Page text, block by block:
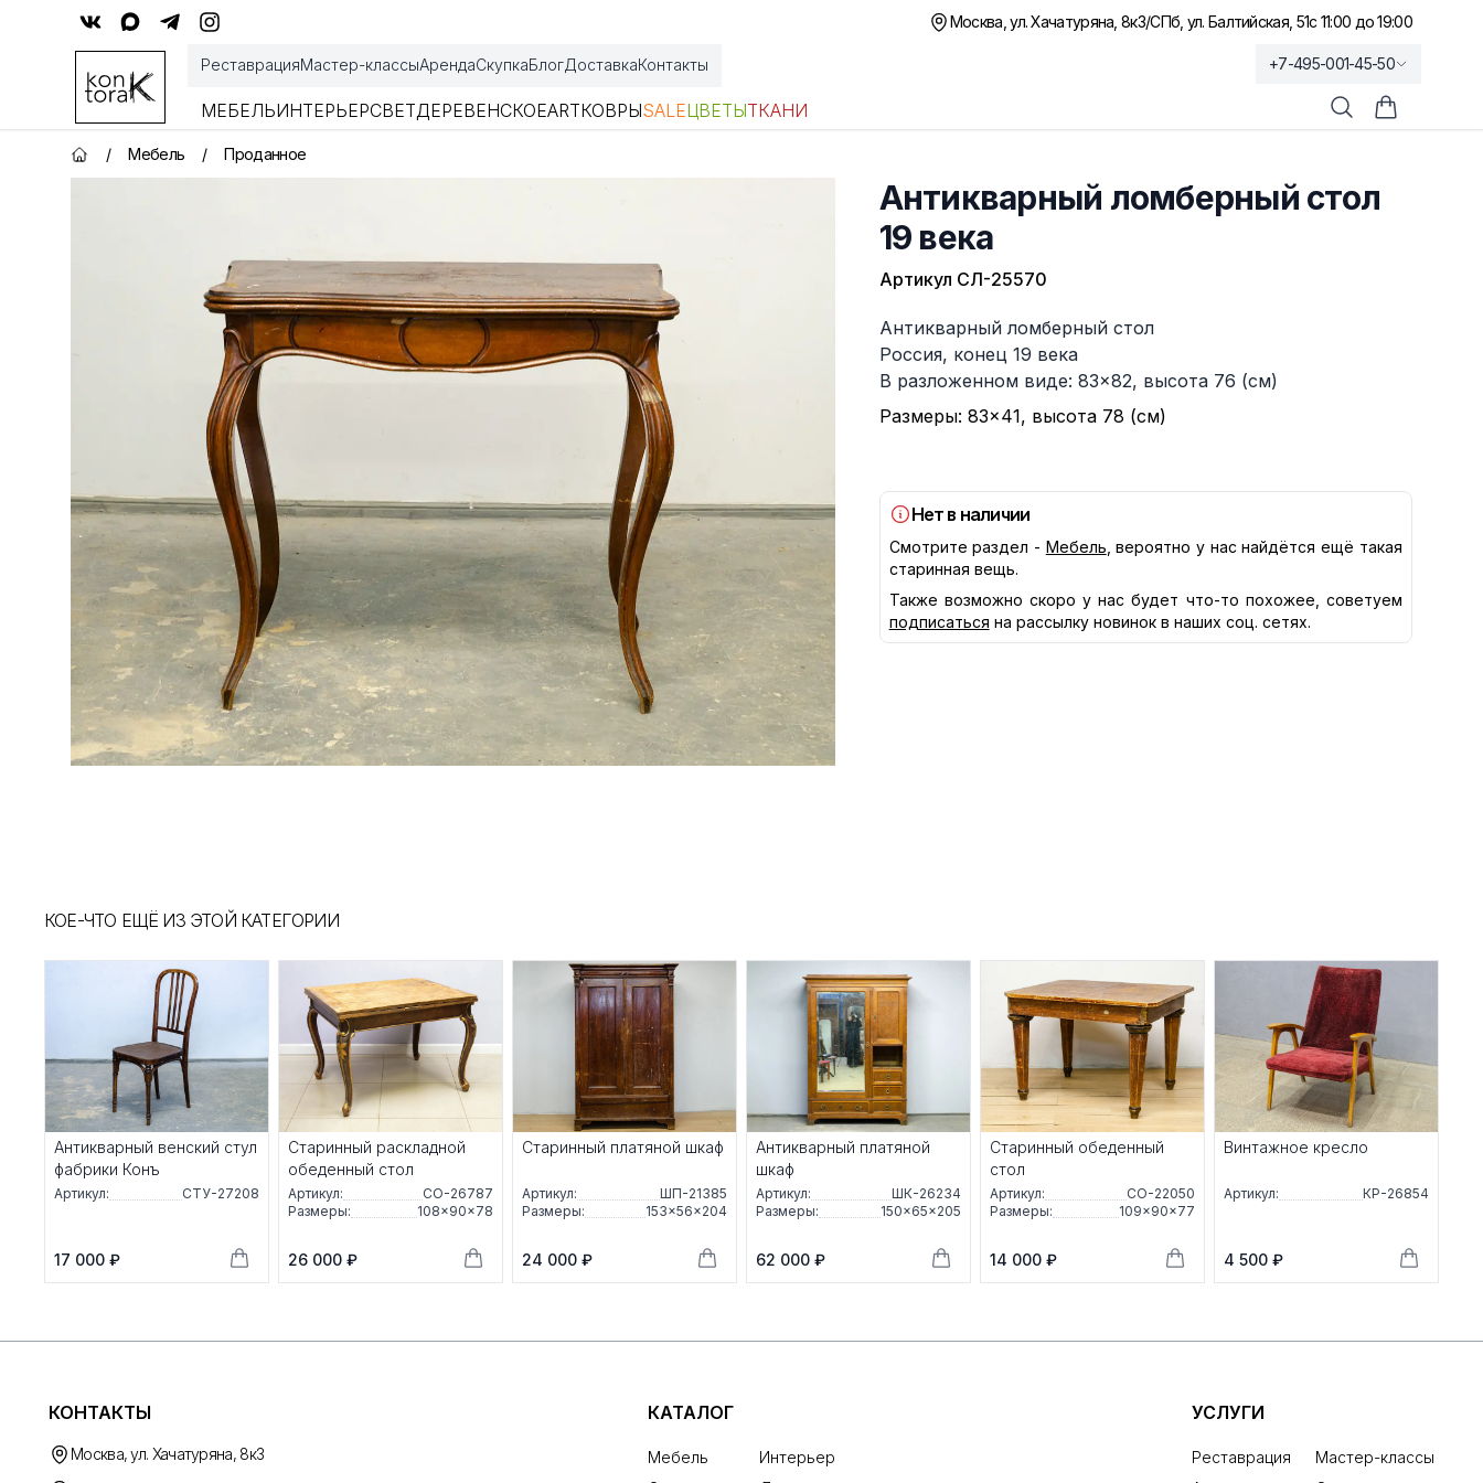
Москва, ул. Хачатуряна, 8к3/СПб, ул. Балтийская, 51с 11:00 до 19:00
РеставрацияМастер-классыАрендаСкупкаБлогДоставкаКонтакты
МЕБЕЛЬИНТЕРЬЕРСВЕТДЕРЕВЕНСКОЕARTКОВРЫSALEЦВЕТЫТКАНИ
+7-495-001-45-50
ПоискКорзина
Главная страница
/ Мебель / Проданное
Антикварный ломберный стол
19 века
Артикул СЛ-25570
Описание
Антикварный ломберный стол
Россия, конец 19 века
В разложенном виде: 83×82, высота 76 (см)
Размеры: 83×41, высота 78 (см)
Нет в наличии
Смотрите раздел - Мебель , вероятно у нас найдётся ещё такая
старинная вещь.
Также возможно скоро у нас будет что-то похожее, советуем
подписаться на рассылку новинок в наших соц. сетях.
КОЕ-ЧТО ЕЩЁ ИЗ ЭТОЙ КАТЕГОРИИ
Антикварный венский стул
фабрики Конъ
Артикул: СТУ-27208
17 000 ₽
Старинный раскладной
обеденный стол
Артикул:
СО-26787
Размеры:
108×90×78
26 000 ₽
Старинный платяной шкаф
Артикул:
ШП-21385
Размеры:
153×56×204
24 000 ₽
Антикварный платяной
шкаф
Артикул:
ШК-26234
Размеры:
150×65×205
62 000 ₽
Старинный обеденный
стол
Артикул:
СО-22050
Размеры:
109×90×77
14 000 ₽
Винтажное кресло
Артикул: КР-26854
4 500 ₽
КОНТАКТЫ
Москва, ул. Хачатуряна, 8к3
КАТАЛОГ
Мебель
Интерьер
УСЛУГИ
Реставрация
Мастер-классы